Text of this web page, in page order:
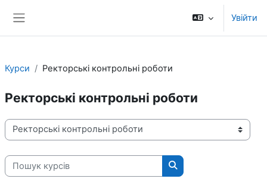
Увійти
Курси Ректорські контрольні роботи
Ректорські контрольні роботи
Категорії курсів
Пошук курсів
Пошук курсів